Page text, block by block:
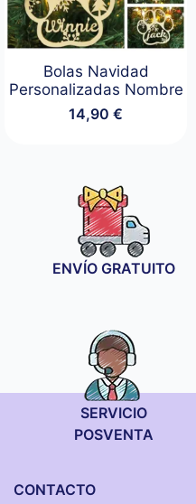
Bolas Navidad
Personalizadas Nombre
14,90€
ENVÍO GRATUITO
SERVICIO
POSVENTA
CONTACTO